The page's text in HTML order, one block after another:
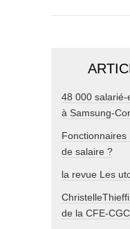
48 000
à Samsung-
Fonctionnaires
de salaire ?
la revue Les
de la CFE-CGC